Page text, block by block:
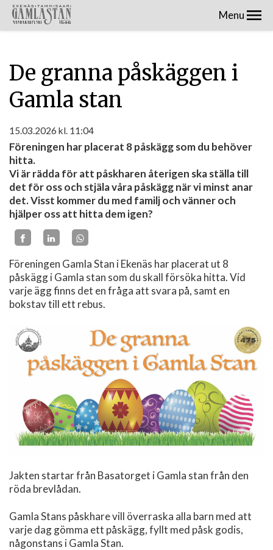
Menu
De granna påskäggen i
Gamla stan
15.03.2026 kl. 11:04
Föreningen har placerat 8 påskägg som du behöver
hitta.
Vi är rädda för att påskharen återigen ska ställa till
det för oss och stjäla våra påskägg när vi minst anar
det. Visst kommer du med familj och vänner och
hjälper oss att hitta dem igen?
Föreningen Gamla Stan i Ekenäs har placerat ut 8
påskägg i Gamla stan som du skall försöka hitta. Vid
varje ägg finns det en fråga att svara på, samt en
bokstav till ett rebus.
Jakten startar från Basatorget i Gamla stan från den
röda brevlådan.
Gamla Stans påskhare vill överraska alla barn med att
varje dag gömma ett påskägg, fyllt med påsk godis,
någonstans i Gamla Stan.